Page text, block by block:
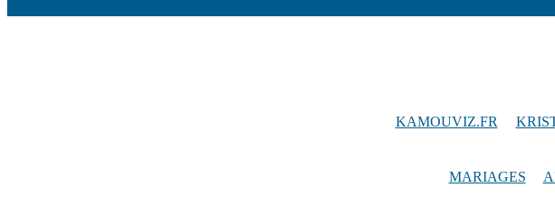
KAMOUVIZ.FR
MARIAGES